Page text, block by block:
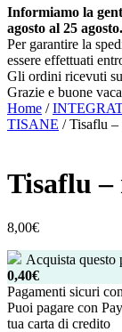
Informiamo la
agosto al 25 agosto.
Per garantire la
essere effettuati
Gli ordini ricevuti
Grazie e buone
Home /
TISANE / Tisaflu –
Tisaflu –
8,00€
Acquista questo
0,40€
Pagamenti sicuri
Puoi pagare con
tua carta di credito